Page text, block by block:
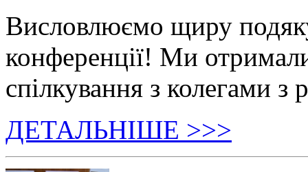
Висловлюємо щиру
конференції! Ми
спілкування з колегами з
ДЕТАЛЬНІШЕ >>>